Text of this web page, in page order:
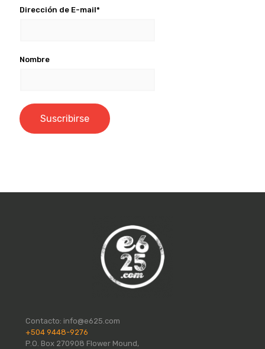
Dirección de E-mail*
Nombre
Contacto: info@e625.com
+504 9448-9276
P.O. Box 270908 Flower Mound,